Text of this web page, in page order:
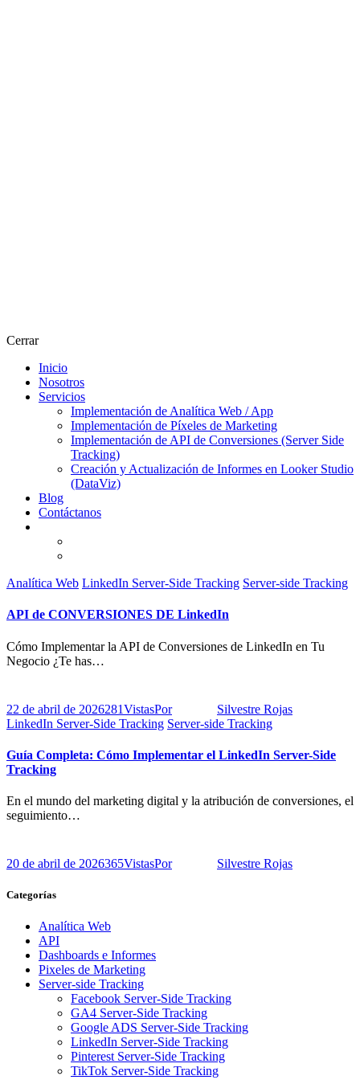
Cerrar
Inicio
Nosotros
Servicios
Implementación de Analítica Web / App
Implementación de Píxeles de Marketing
Implementación de API de Conversiones (Server Side
Tracking)
Creación y Actualización de Informes en Looker Studio
(DataViz)
Blog
Contáctanos
Analítica Web LinkedIn Server-Side Tracking Server-side Tracking
API de CONVERSIONES DE LinkedIn
Cómo Implementar la API de Conversiones de LinkedIn en Tu
Negocio ¿Te has…
22 de abril de 2026281VistasPor
Silvestre Rojas
LinkedIn Server-Side Tracking Server-side Tracking
Guía Completa: Cómo Implementar el LinkedIn Server-Side
Tracking
En el mundo del marketing digital y la atribución de conversiones, el
seguimiento…
20 de abril de 2026365VistasPor Silvestre Rojas
Categorías
Analítica Web
API
Dashboards e Informes
Pixeles de Marketing
Server-side Tracking
Facebook Server-Side Tracking
GA4 Server-Side Tracking
Google ADS Server-Side Tracking
LinkedIn Server-Side Tracking
Pinterest Server-Side Tracking
TikTok Server-Side Tracking